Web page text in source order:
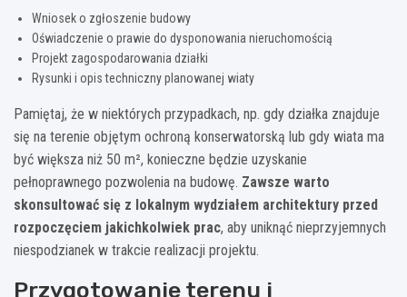
Wniosek o zgłoszenie budowy
Oświadczenie o prawie do dysponowania nieruchomością
Projekt zagospodarowania działki
Rysunki i opis techniczny planowanej wiaty
Pamiętaj, że w niektórych przypadkach, np. gdy działka znajduje
się na terenie objętym ochroną konserwatorską lub gdy wiata ma
być większa niż 50 m², konieczne będzie uzyskanie
pełnoprawnego pozwolenia na budowę. Zawsze warto
skonsultować się z lokalnym wydziałem architektury przed
rozpoczęciem jakichkolwiek prac, aby uniknąć nieprzyjemnych
niespodzianek w trakcie realizacji projektu.
Przygotowanie terenu i